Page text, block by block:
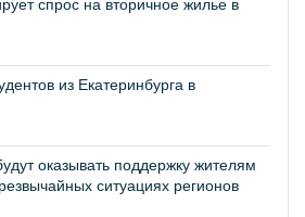
спрос на вторичное жилье в
из Екатеринбурга в
оказывать поддержку жителям
ситуациях регионов